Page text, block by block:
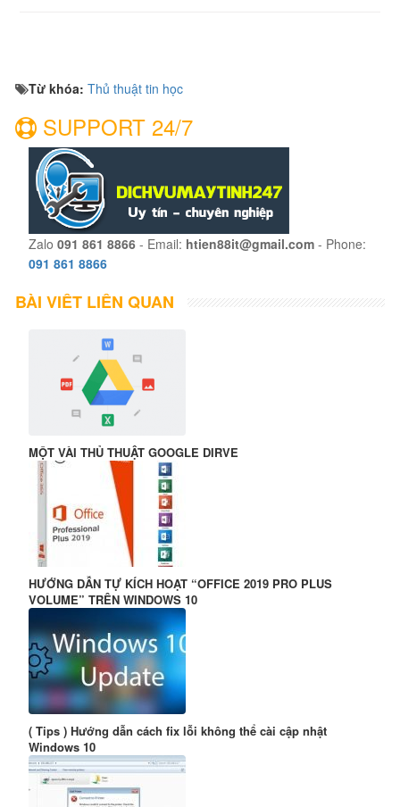
Từ khóa: Thủ thuật tin học
SUPPORT 24/7
Zalo 091 861 8866 - Email: htien88it@gmail.com - Phone:
091 861 8866
BÀI VIẾT LIÊN QUAN
MỘT VÀI THỦ THUẬT GOOGLE DIRVE
HƯỚNG DẪN TỰ KÍCH HOẠT “OFFICE 2019 PRO PLUS
VOLUME” TRÊN WINDOWS 10
( Tips ) Hướng dẫn cách fix lỗi không thể cài cập nhật
Windows 10